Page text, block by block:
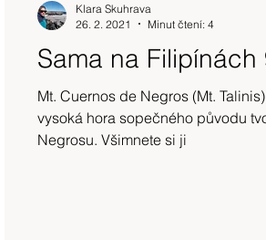
Sama na Filipínách
Mt. Cuernos de Negros (Mt.
vysoká hora sopečného původu
Negrosu. Všimnete si ji
Klara Skuhrava
26. 2. 2021
Minut čtení: 4